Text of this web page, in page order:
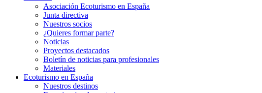
Asociación Ecoturismo en España
Junta directiva
Nuestros socios
¿Quieres formar parte?
Noticias
Proyectos destacados
Boletín de noticias para profesionales
Materiales
Ecoturismo en España
Nuestros destinos